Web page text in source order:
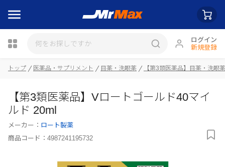
ログイン
新規登録
トップ 医薬品・サプリメント 目薬・洗眼薬 【第3類医薬品】目薬・洗眼薬
【第3類医薬品】Vロートゴールド40マイ
ルド 20ml
メーカー： ロート製薬
商品コード： 4987241195732